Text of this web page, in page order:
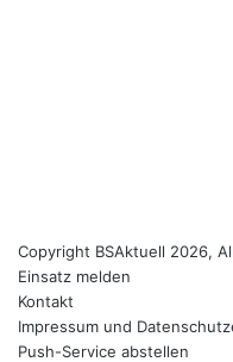
Copyright BSAktuell 2026,
Einsatz melden
Kontakt
Impressum und
Push-Service abstellen